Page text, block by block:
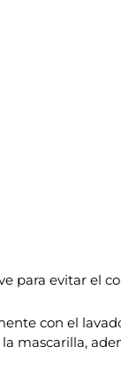
para evitar el
con el
mascarilla,